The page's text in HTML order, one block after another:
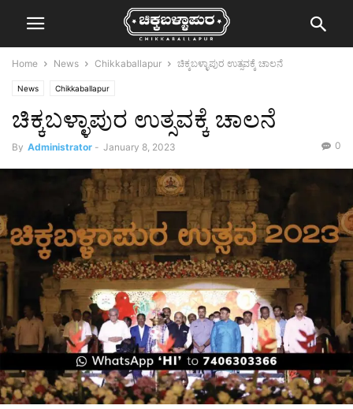
Home News Chikkaballapur ಚಿಕ್ಕಬಳ್ಳಾಪುರ ಉತ್ಸವಕ್ಕೆ ಚಾಲನೆ
News Chikkaballapur
ಚಿಕ್ಕಬಳ್ಳಾಪುರ ಉತ್ಸವಕ್ಕೆ ಚಾಲನೆ
By Administrator - January 8, 2023 0